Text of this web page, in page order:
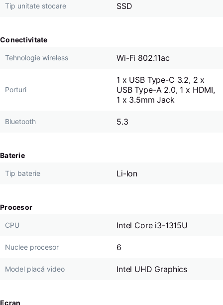
Tip unitate stocare SSD
Conectivitate
Tehnologie wireless Wi-Fi 802.11ac
Porturi
1 x USB Type-C 3.2, 2 x
USB Type-A 2.0, 1 x HDMI,
1 x 3.5mm Jack
Bluetooth 5.3
Baterie
Tip baterie Li-Ion
Procesor
CPU Intel Core i3-1315U
Nuclee procesor 6
Model placă video Intel UHD Graphics
Ecran